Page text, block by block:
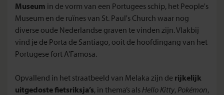
Museum in de vorm van een Portugees schip, het People's
Museum en de ruïnes van St. Paul's Church waar nog
diverse oude Nederlandse graven te vinden zijn. Vlakbij
vind je de Porta de Santiago, ooit de hoofdingang van het
Portugese fort A'Famosa.
Opvallend in het straatbeeld van Melaka zijn de rijkelijk
uitgedoste fietsriksja’s, in thema’s als Hello Kitty, Pokémon,